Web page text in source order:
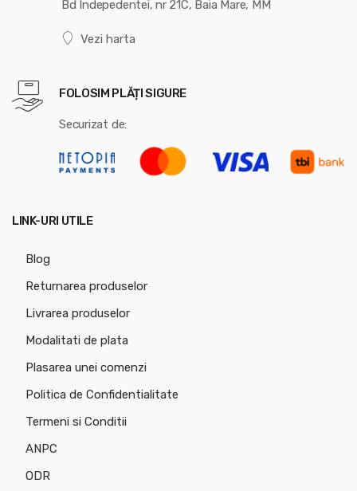
Bd Indepedentei, nr 21C, Baia Mare, MM
Vezi harta
FOLOSIM PLĂȚI SIGURE
Securizat de:
LINK-URI UTILE
Blog
Returnarea produselor
Livrarea produselor
Modalitati de plata
Plasarea unei comenzi
Politica de Confidentialitate
Termeni si Conditii
ANPC
ODR